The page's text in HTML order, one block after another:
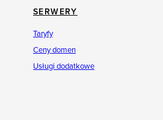
SERWERY
Taryfy
Ceny domen
Usługi dodatkowe